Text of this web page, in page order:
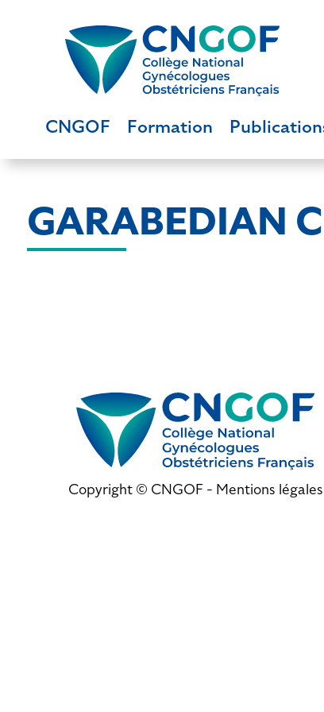
CNGOF Formation
GARABEDIAN
Copyright © CNGOF - Mentions légales